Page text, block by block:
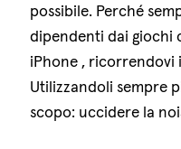
possibile. Perché
dipendenti dai giochi
iPhone , ricorrendovi
Utilizzandoli sempre
scopo: uccidere la